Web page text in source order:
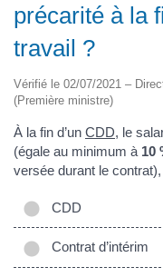
précarité à la
travail ?
Vérifié le 02/07/2021 –
(Première ministre)
À la fin d’un CDD, le
(égale au minimum à 10
versée durant le
CDD
Contrat d’intérim